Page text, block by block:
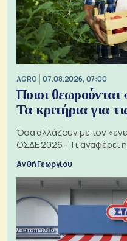
AGRO 07.08.2026, 07:00
Ποιοι θεωρούνται
Τα κριτήρια για
Όσα αλλάζουν με τον
ΟΣΔΕ 2026 - Τι αναφέρει
Ανθή Γεωργίου